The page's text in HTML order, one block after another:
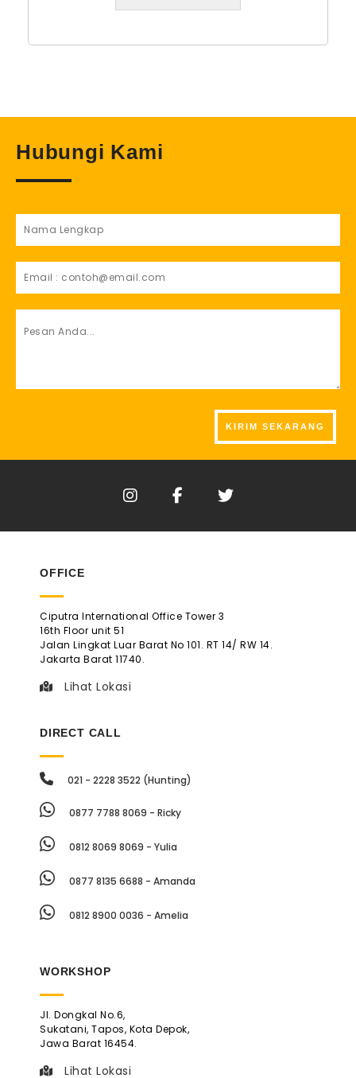
Hubungi Kami
OFFICE
Ciputra International Office Tower 3
16th Floor unit 51
Jalan Lingkat Luar Barat No 101. RT 14/ RW 14.
Jakarta Barat 11740.
Lihat Lokasi
DIRECT CALL
021 - 2228 3522 (Hunting)
0877 7788 8069 - Ricky
0812 8069 8069 - Yulia
0877 8135 6688 - Amanda
0812 8900 0036 - Amelia
WORKSHOP
Jl. Dongkal No.6,
Sukatani, Tapos, Kota Depok,
Jawa Barat 16454.
Lihat Lokasi